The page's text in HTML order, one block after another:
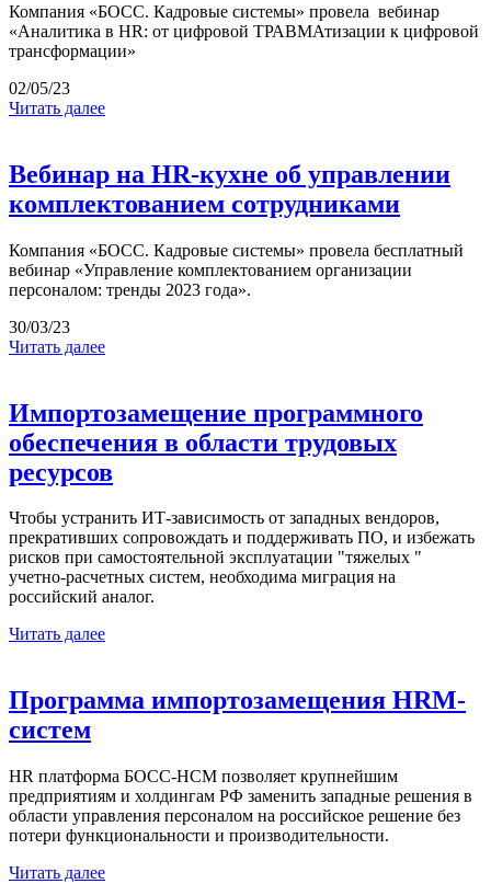
Компания «БОСС. Кадровые системы» провела вебинар
«Аналитика в HR: от цифровой ТРАВМАтизации к цифровой
трансформации»
02/05/23
Читать далее
Вебинар на HR-кухне об управлении
комплектованием сотрудниками
Компания «БОСС. Кадровые системы» провела бесплатный
вебинар «Управление комплектованием организации
персоналом: тренды 2023 года».
30/03/23
Читать далее
Импортозамещение программного
обеспечения в области трудовых
ресурсов
Чтобы устранить ИТ-зависимость от западных вендоров,
прекративших сопровождать и поддерживать ПО, и избежать
рисков при самостоятельной эксплуатации "тяжелых "
учетно-расчетных систем, необходима миграция на
российский аналог.
Читать далее
Программа импортозамещения HRM-
систем
HR платформа БОСС-HCM позволяет крупнейшим
предприятиям и холдингам РФ заменить западные решения в
области управления персоналом на российское решение без
потери функциональности и производительности.
Читать далее